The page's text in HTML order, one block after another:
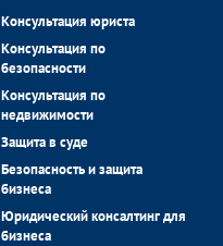
Консультация юриста
Консультация по
безопасности
Консультация по
недвижимости
Защита в суде
Безопасность и защита
бизнеса
Юридический консалтинг для
бизнеса